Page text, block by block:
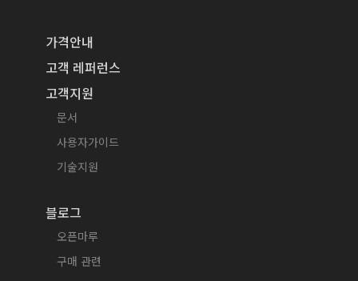
가격안내
고객 레퍼런스
고객지원
문서
사용자가이드
기술지원
블로그
오픈마루
구매 관련